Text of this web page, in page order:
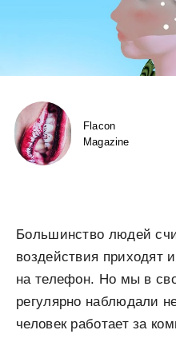
Flacon
Magazine
Большинство людей
воздействия приходят
на телефон. Но мы в
регулярно наблюдали
человек работает за